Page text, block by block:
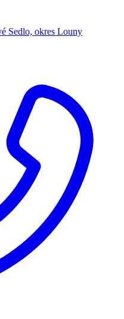
Sedlo, okres Louny